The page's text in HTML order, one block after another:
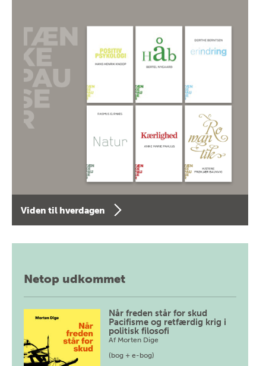
Viden til hverdagen
Netop udkommet
Når freden står for skud
Pacifisme og retfærdig krig i
politisk filosofi
Af Morten Dige
(bog + e-bog)